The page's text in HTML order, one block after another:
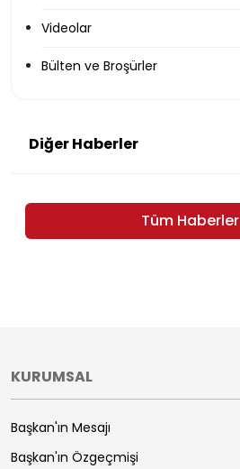
Videolar
Bülten ve Broşürler
Diğer Haberler
Tüm Haberler
KURUMSAL
Başkan'ın Mesajı
Başkan'ın Özgeçmişi